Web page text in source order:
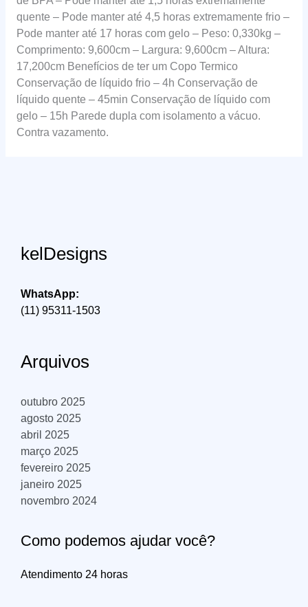
quente – Pode manter até 4,5 horas extremamente frio –
Pode manter até 17 horas com gelo – Peso: 0,330kg –
Comprimento: 9,600cm – Largura: 9,600cm – Altura:
17,200cm Benefícios de ter um Copo Termico
Conservação de líquido frio – 4h Conservação de
líquido quente – 45min Conservação de líquido com
gelo – 15h Parede dupla com isolamento a vácuo.
Contra vazamento.
kelDesigns
WhatsApp:
(11) 95311-1503
Arquivos
outubro 2025
agosto 2025
abril 2025
março 2025
fevereiro 2025
janeiro 2025
novembro 2024
Como podemos ajudar você?
Atendimento 24 horas